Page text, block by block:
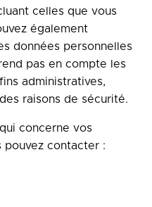
celles que vous
également
données personnelles
pas en compte les
administratives,
raisons de sécurité.
concerne vos
pouvez contacter :